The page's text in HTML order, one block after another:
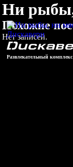
Развлекательный комплекс
Ни
Похожие
Нет записей.